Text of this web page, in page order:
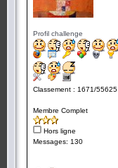
Profil challenge
Classement : 1671/55625
Membre Complet
Hors ligne
Messages: 130